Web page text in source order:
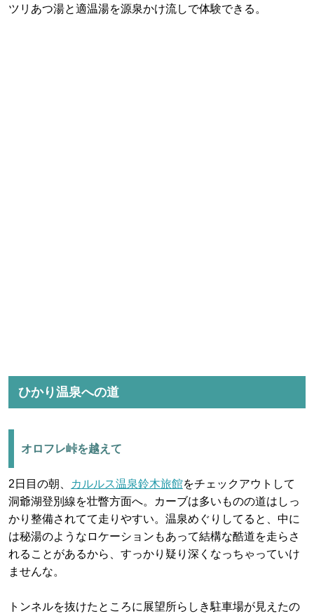
ツリあつ湯と適温湯を源泉かけ流しで体験できる。
ひかり温泉への道
オロフレ峠を越えて
2日目の朝、 カルルス温泉鈴木旅館をチェックアウトして
洞爺湖登別線を壮瞥方面へ。カーブは多いものの道はしっ
かり整備されてて走りやすい。温泉めぐりしてると、中に
は秘湯のようなロケーションもあって結構な酷道を走らさ
れることがあるから、すっかり疑り深くなっちゃっていけ
ませんな。
トンネルを抜けたところに展望所らしき駐車場が見えたの